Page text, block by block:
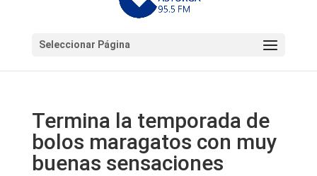
Seleccionar Página
Termina la temporada de
bolos maragatos con muy
buenas sensaciones